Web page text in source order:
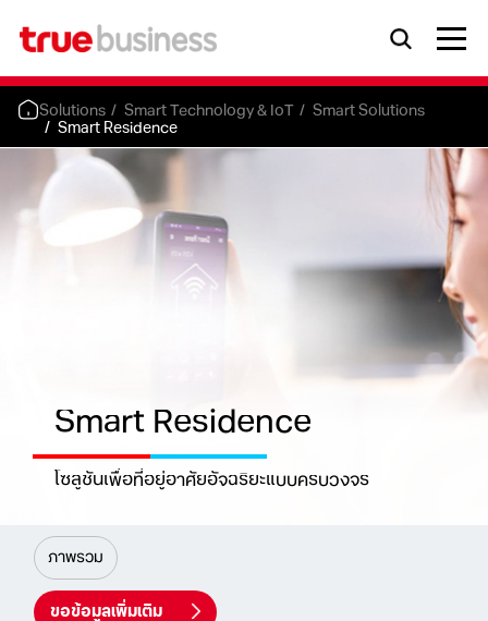
Solutions Smart Technology & IoT Smart Solutions
Smart Residence
Smart Residence
โซลูชันเพื่อที่อยู่อาศัยอัจฉริยะแบบครบวงจร
ภาพรวม
ขอข้อมูลเพิ่มเติม